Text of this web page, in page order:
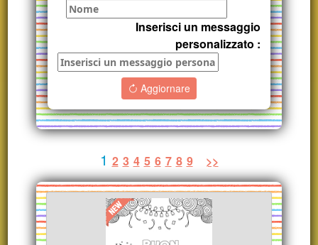
Inserisci un messaggio
personalizzato :
Aggiornare
1 2 3 4 5 6 7 8 9 >>